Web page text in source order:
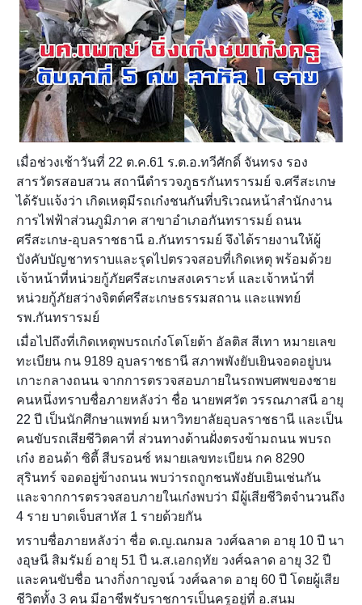
เมื่อช่วงเช้าวันที่ 22 ต.ค.61 ร.ต.อ.ทวีศักดิ์ จันทรง รอง
สารวัตรสอบสวน สถานีตำรวจภูธรกันทรารมย์ จ.ศรีสะเกษ
ได้รับแจ้งว่า เกิดเหตุมีรถเก๋งชนกันที่บริเวณหน้าสำนักงาน
การไฟฟ้าส่วนภูมิภาค สาขาอำเภอกันทรารมย์ ถนน
ศรีสะเกษ-อุบลราชธานี อ.กันทรารมย์ จึงได้รายงานให้ผู้
บังคับบัญชาทราบและรุดไปตรวจสอบที่เกิดเหตุ พร้อมด้วย
เจ้าหน้าที่หน่วยกู้ภัยศรีสะเกษสงเคราะห์ และเจ้าหน้าที่
หน่วยกู้ภัยสว่างจิตต์ศรีสะเกษธรรมสถาน และแพทย์
รพ.กันทรารมย์
เมื่อไปถึงที่เกิดเหตุพบรถเก๋งโตโยต้า อัลติส สีเทา หมายเลข
ทะเบียน กน 9189 อุบลราชธานี สภาพพังยับเยินจอดอยู่บน
เกาะกลางถนน จากการตรวจสอบภายในรถพบศพของชาย
คนหนึ่งทราบชื่อภายหลังว่า ชื่อ นายพศวัต วรรณภาสนี อายุ
22 ปี เป็นนักศึกษาแพทย์ มหาวิทยาลัยอุบลราชธานี และเป็น
คนขับรถเสียชีวิตคาที่ ส่วนทางด้านฝั่งตรงข้ามถนน พบรถ
เก๋ง ฮอนด้า ซิตี้ สีบรอนซ์ หมายเลขทะเบียน กค 8290
สุรินทร์ จอดอยู่ข้างถนน พบว่ารถถูกชนพังยับเยินเช่นกัน
และจากการตรวจสอบภายในเก๋งพบว่า มีผู้เสียชีวิตจำนวนถึง
4 ราย บาดเจ็บสาหัส 1 รายด้วยกัน
ทราบชื่อภายหลังว่า ชื่อ ด.ญ.ณกมล วงศ์ฉลาด อายุ 10 ปี นา
งอุษนี สิมรัมย์ อายุ 51 ปี น.ส.เอกฤทัย วงศ์ฉลาด อายุ 32 ปี
และคนขับชื่อ นางกิ่งกาญจน์ วงศ์ฉลาด อายุ 60 ปี โดยผู้เสีย
ชีวิตทั้ง 3 คน มีอาชีพรับราชการเป็นครูอยู่ที่ อ.สนม